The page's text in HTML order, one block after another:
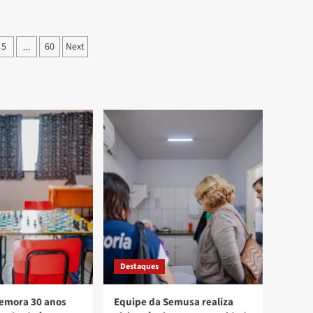
5 … 60 Next
30 anos
Destaques
Equipe da Semusa realiza